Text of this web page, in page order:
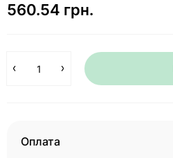
560.54 грн.
Оплата